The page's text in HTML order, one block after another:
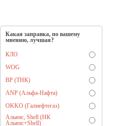
Какая заправка, по вашему
мнению, лучшая?
КЛО
WOG
BP (ТНК)
ANP (Альфа-Нафта)
OKKO (Галнефтегаз)
Альянс, Shell (НК
Альянс+Shell)